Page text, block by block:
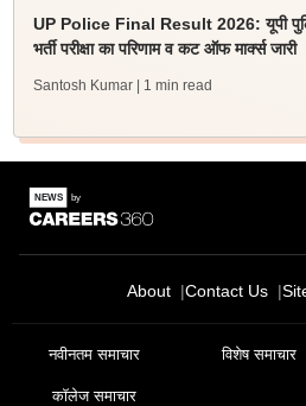
UP Police Final Result 2026: यूपी
भर्ती परीक्षा का परिणाम व कट ऑफ मार्क्स जारी
Santosh Kumar | 1 min read
About Contact Us
नवीनतम समाचार विशेष समाचार
कॉलेज समाचार